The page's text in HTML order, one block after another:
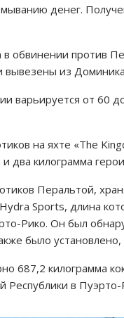
денег.
обвинении против
вывезены из
варьируется от 60
на яхте «The
два килограмма
Перальтой,
Sports, длина
Рико. Он был
было
687,2 килограмма
Республики в Пуэрто-